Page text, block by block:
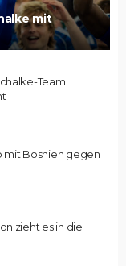
mit
Team
mit Bosnien gegen
zieht es in die